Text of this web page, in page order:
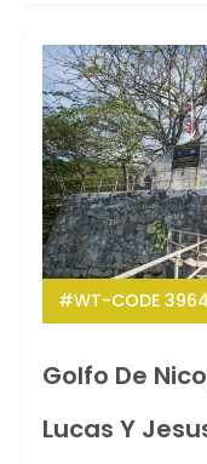
#WT-CODE 3964
Golfo De
Lucas Y